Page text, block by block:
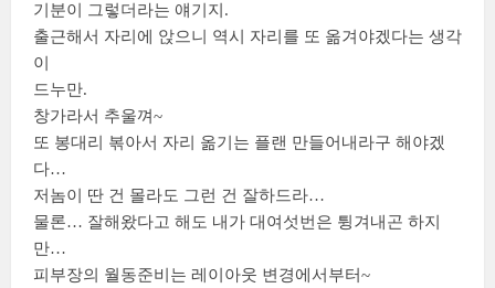
기분이 그렇더라는 얘기지.
출근해서 자리에 앉으니 역시 자리를 또 옮겨야겠다는 생각
이
드누만.
창가라서 추울껴~
또 봉대리 볶아서 자리 옮기는 플랜 만들어내라구 해야겠
다…
저놈이 딴 건 몰라도 그런 건 잘하드라…
물론… 잘해왔다고 해도 내가 대여섯번은 튕겨내곤 하지
만…
피부장의 월동준비는 레이아웃 변경에서부터~